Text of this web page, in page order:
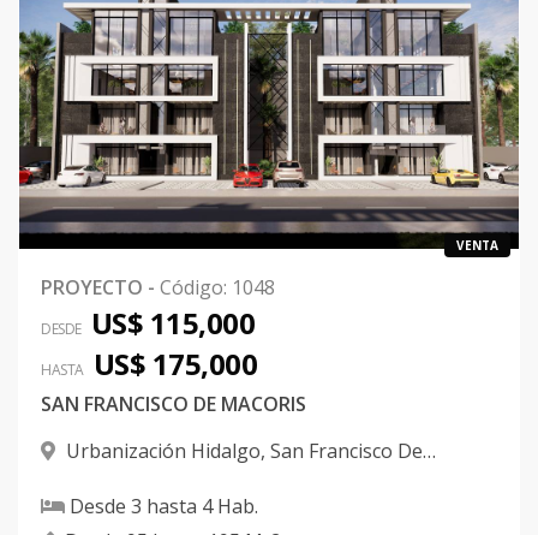
VENTA
PROYECTO - Código: 1048
DESDE US$ 115,000
HASTA US$ 175,000
SAN FRANCISCO DE MACORIS
Urbanización Hidalgo, San Francisco De
Desde 3 hasta 4Hab.